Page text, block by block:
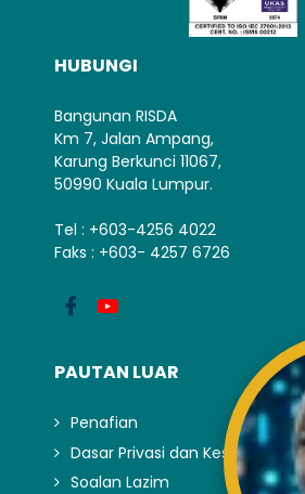
HUBUNGI
Bangunan RISDA
Km 7, Jalan Ampang,
Karung Berkunci 11067,
50990 Kuala Lumpur.
Tel : +603-4256 4022
Faks : +603- 4257 6726
PAUTAN LUAR
Penafian
Dasar Privasi dan Keselamatan
Soalan Lazim